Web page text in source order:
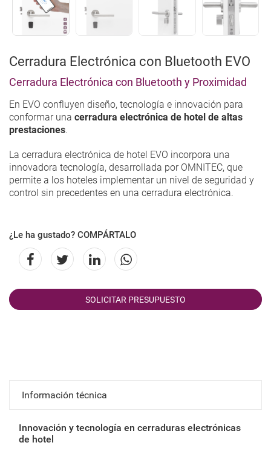
Cerradura Electrónica con Bluetooth EVO
Cerradura Electrónica con Bluetooth y Proximidad
En EVO confluyen diseño, tecnología e innovación para
conformar una cerradura electrónica de hotel de altas
prestaciones.
La cerradura electrónica de hotel EVO incorpora una
innovadora tecnología, desarrollada por OMNITEC, que
permite a los hoteles implementar un nivel de seguridad y
control sin precedentes en una cerradura electrónica.
¿Le ha gustado? COMPÁRTALO
SOLICITAR PRESUPUESTO
Información técnica
Innovación y tecnología en cerraduras electrónicas
de hotel